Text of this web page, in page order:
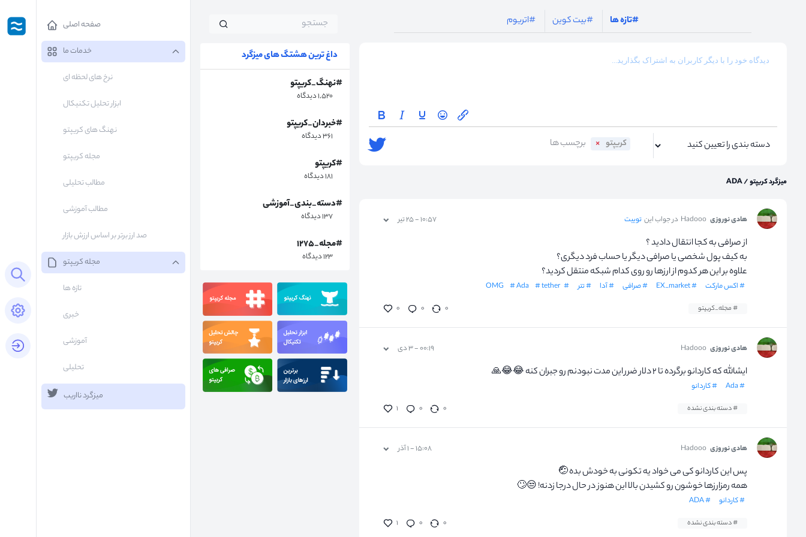
Open search panel
Open settings panel
login button
صفحه اصلی
خدمات ما
نرخ های لحظه ای
ابزار تحلیل تکنیکال
نهنگ های کریپتو
مجله کریپتو
مطالب تحلیلی
مطالب آموزشی
صد ارز برتر بر اساس ارزش بازار
مجله کریپتو
تازه ها
خبری
آموزشی
تحلیلی
میزگرد نااریب
#تازه ها #بیت کوین #اتریوم
کریپتو
میزگرد کریپتو/
ADA
هادی نوروزی Hadooo در جواب این توییت ۱۰:۵۷ - ۲۵ تیر
از صرافی به کجا انتقال دادید ؟
به کیف پول شخصی یا صرافی دیگر یا حساب فرد دیگری؟
علاوه بر این هر کدوم از ارزها رو روی کدام شبکه منتقل کردید؟
# اکس مارکت # EX_market # صرافی # آدا # تتر # OMG
# Ada # tether
# مجله_کریپتو ۰ ۰ ۰
هادی نوروزی Hadooo ۰۰:۱۹ - ۳ دی
ایشالله که کاردانو برگرده تا ۲ دلار ضرر این مدت نبودنم رو جبران کنه 😂😂🙏
# Ada # کاردانو
# دسته بندی نشده ۱ ۰ ۰
هادی نوروزی Hadooo ۱۵:۰۸ - ۱ آذر
پس این کاردانو کی می خواد یه تکونی به خودش بده 🤕
همه رمزارزها خوشون رو کشیدن بالا این هنوز در حال درجا زدنه! 😒🙄
# کاردانو # ADA
# دسته بندی نشده ۱ ۰ ۰
داغ ترین هشتگ های میزگرد
#نهنگ_کریپتو
۱,۵۲۰ دیدگاه
#خبردان_کریپتو
۳۶۱ دیدگاه
#کریپتو
۱۸۱ دیدگاه
#دسته_بندی_آموزشی
۱۳۷ دیدگاه
#مجله_۱۲۷۵
۱۲۳ دیدگاه